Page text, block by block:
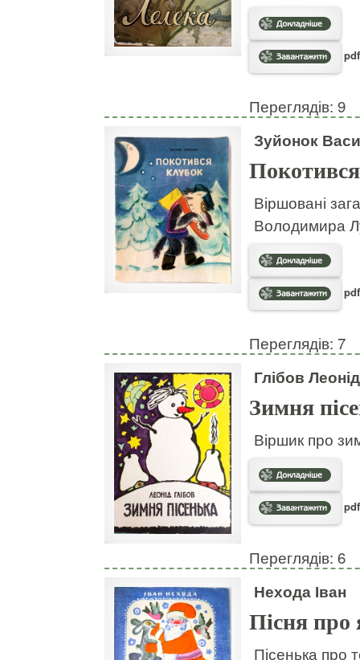
Переглядів: 9
Зуйонок
Віршовані
Володимира
Переглядів: 7
Глібов Леонід
Зимня
Віршик про
Переглядів: 6
Нехода Іван
Пісня про
Пісенька про